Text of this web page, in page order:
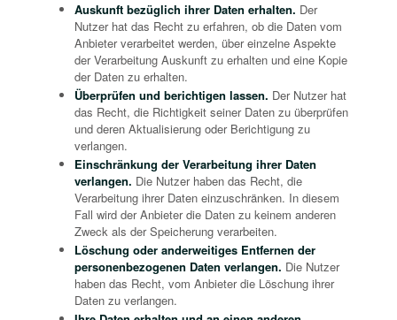
Auskunft bezüglich ihrer Daten erhalten. Der
Nutzer hat das Recht zu erfahren, ob die Daten vom
Anbieter verarbeitet werden, über einzelne Aspekte
der Verarbeitung Auskunft zu erhalten und eine Kopie
der Daten zu erhalten.
Überprüfen und berichtigen lassen. Der Nutzer hat
das Recht, die Richtigkeit seiner Daten zu überprüfen
und deren Aktualisierung oder Berichtigung zu
verlangen.
Einschränkung der Verarbeitung ihrer Daten
verlangen. Die Nutzer haben das Recht, die
Verarbeitung ihrer Daten einzuschränken. In diesem
Fall wird der Anbieter die Daten zu keinem anderen
Zweck als der Speicherung verarbeiten.
Löschung oder anderweitiges Entfernen der
personenbezogenen Daten verlangen. Die Nutzer
haben das Recht, vom Anbieter die Löschung ihrer
Daten zu verlangen.